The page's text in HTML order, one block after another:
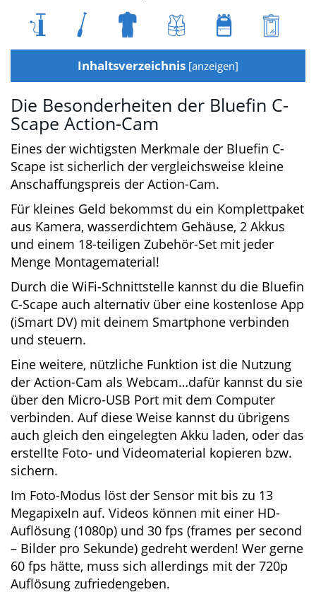
Inhaltsverzeichnis[ anzeigen]
Die Besonderheiten der Bluefin C-
Scape Action-Cam
Eines der wichtigsten Merkmale der Bluefin C-
Scape ist sicherlich der vergleichsweise kleine
Anschaffungspreis der Action-Cam.
Für kleines Geld bekommst du ein
Komplettpaket aus Kamera, wasserdichtem
Gehäuse, 2 Akkus und einem 18-teiligen
Zubehör-Set mit jeder Menge Montagematerial!
Durch die WiFi-Schnittstelle kannst du die
Bluefin C-Scape auch alternativ über eine
kostenlose App (iSmart DV) mit deinem
Smartphone verbinden und steuern.
Eine weitere, nützliche Funktion ist die Nutzung
der Action-Cam als Webcam…dafür kannst du
sie über den Micro-USB Port mit dem
Computer verbinden. Auf diese Weise kannst
du übrigens auch gleich den eingelegten Akku
laden, oder das erstellte Foto- und
Videomaterial kopieren bzw. sichern.
Im Foto-Modus löst der Sensor mit bis zu 13
Megapixeln auf. Videos können mit einer HD-
Auflösung (1080p) und 30 fps (frames per
second – Bilder pro Sekunde) gedreht werden!
Wer gerne 60 fps hätte, muss sich allerdings
mit der 720p Auflösung zufriedengeben.